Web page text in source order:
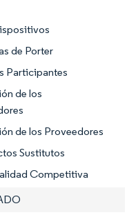
de Porter
Participantes
de los
de los Proveedores
Sustitutos
Competitiva